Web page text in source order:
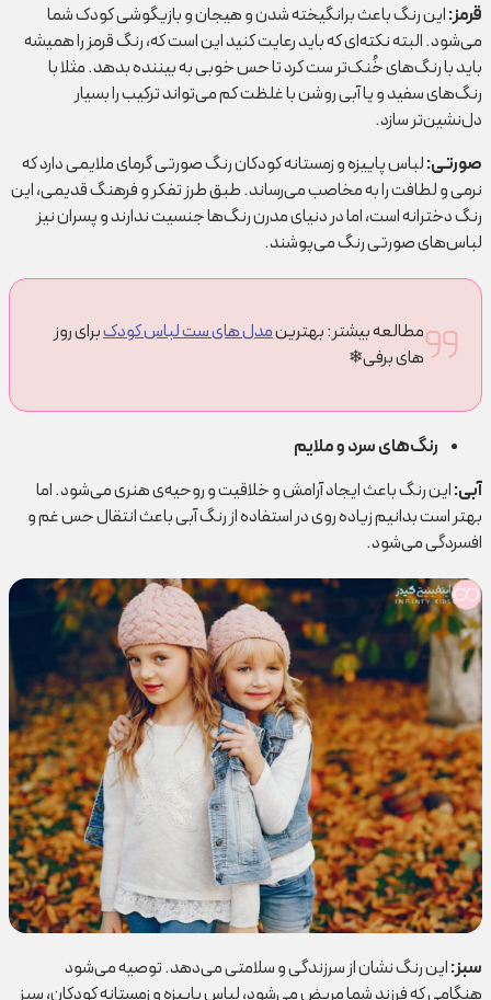
قرمز:این رنگ باعث برانگیخته شدن و هیجان و بازیگوشی کودک شما
می‌شود. البته نکته‌ای که باید رعایت کنید این است که، رنگ قرمز را همیشه
باید با رنگ‌های خُنک‌تر ست کرد تا حس خوبی به بیننده بدهد. مثلا با
رنگ‌های سفید و یا آبی روشن با غلظت کم می‌تواند ترکیب را بسیار
دل‌نشین‌تر سازد.
صورتی:لباس پاییزه و زمستانه کودکان رنگ صورتی گرمای ملایمی دارد که
نرمی و لطافت را به مخاصب می‌رساند. طبق طرز تفکر و فرهنگ قدیمی، این
رنگ دخترانه است، اما در دنیای مدرن رنگ‌ها جنسیت ندارند و پسران نیز
لباس‌های صورتی رنگ می‌پوشند.
مطالعه بیشتر: بهترینمدل های ست لباس کودکبرای روز
های برفی❄
رنگ‌های سرد و ملایم
آبی:این رنگ باعث ایجاد آرامش و خلاقیت و روحیه‌ی هنری می‌شود. اما
بهتر است بدانیم زیاده روی در استفاده از رنگ آبی باعث انتقال حس غم و
افسردگی می‌شود.
سبز:این رنگ نشان از سرزندگی و سلامتی می‌دهد. توصیه می‌شود
هنگامی که فرزند شما مریض می‌شود، لباس پاییزه و زمستانه کودکان، سبز